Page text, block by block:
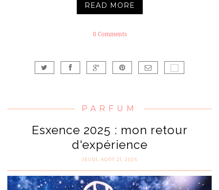
READ MORE
0 Comments
PARFUM
Esxence 2025 : mon retour
d'expérience
JEUDI, AOÛT 21, 2025